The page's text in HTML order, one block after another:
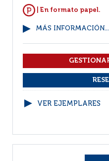
| En formato papel.
MÁS INFORMACIÓN...
VER EJEMPLARES